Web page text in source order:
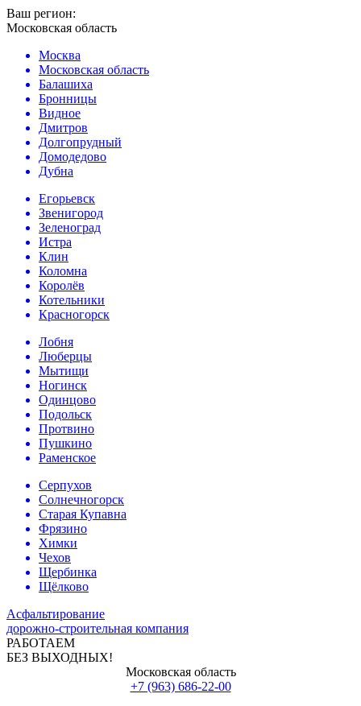
Ваш регион:
Московская область
Москва
Московская область
Балашиха
Бронницы
Видное
Дмитров
Долгопрудный
Домодедово
Дубна
Егорьевск
Звенигород
Зеленоград
Истра
Клин
Коломна
Королёв
Котельники
Красногорск
Лобня
Люберцы
Мытищи
Ногинск
Одинцово
Подольск
Протвино
Пушкино
Раменское
Серпухов
Солнечногорск
Старая Купавна
Фрязино
Химки
Чехов
Щербинка
Щёлково
Асфальтирование
дорожно-строительная компания
РАБОТАЕМ
БЕЗ ВЫХОДНЫХ!
Московская область
+7 (963) 686-22-00